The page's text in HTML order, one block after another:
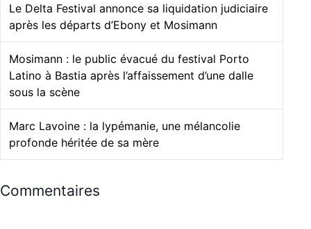
Le Delta Festival annonce sa liquidation judiciaire
après les départs d’Ebony et Mosimann
Mosimann : le public évacué du festival Porto
Latino à Bastia après l’affaissement d’une dalle
sous la scène
Marc Lavoine : la lypémanie, une mélancolie
profonde héritée de sa mère
Commentaires